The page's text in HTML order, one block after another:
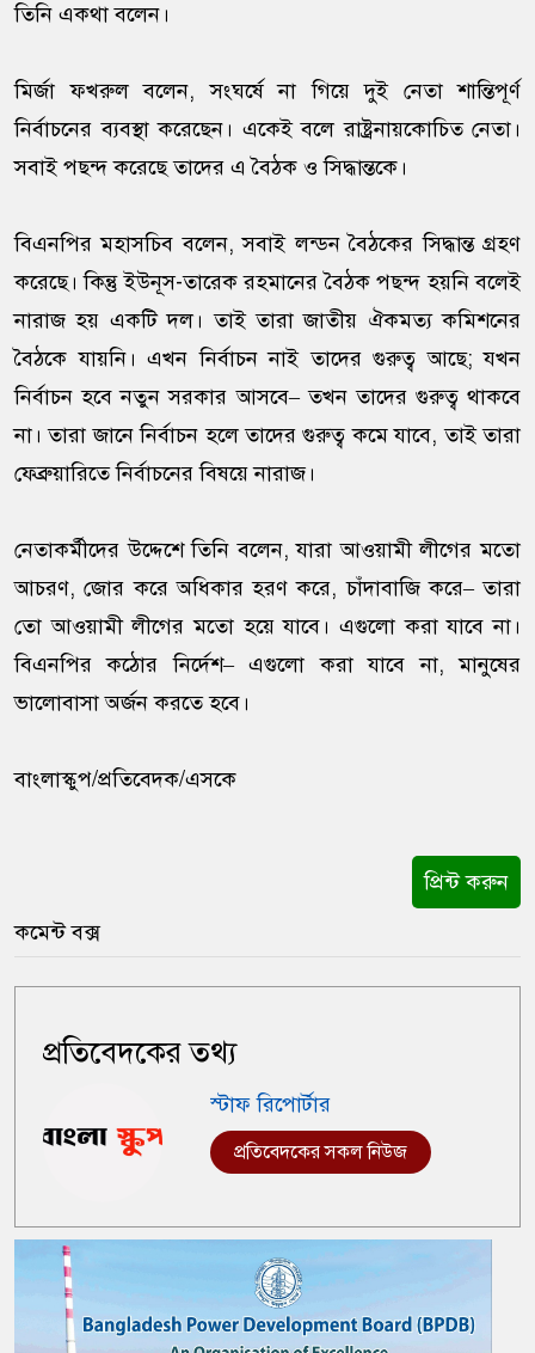
তিনি একথা বলেন।
মির্জা ফখরুল বলেন, সংঘর্ষে না গিয়ে দুই নেতা শান্তিপূর্ণ
নির্বাচনের ব্যবস্থা করেছেন। একেই বলে রাষ্ট্রনায়কোচিত নেতা।
সবাই পছন্দ করেছে তাদের এ বৈঠক ও সিদ্ধান্তকে।
বিএনপির মহাসচিব বলেন, সবাই লন্ডন বৈঠকের সিদ্ধান্ত গ্রহণ
করেছে। কিন্তু ইউনূস-তারেক রহমানের বৈঠক পছন্দ হয়নি বলেই
নারাজ হয় একটি দল। তাই তারা জাতীয় ঐকমত্য কমিশনের
বৈঠকে যায়নি। এখন নির্বাচন নাই তাদের গুরুত্ব আছে; যখন
নির্বাচন হবে নতুন সরকার আসবে– তখন তাদের গুরুত্ব থাকবে
না। তারা জানে নির্বাচন হলে তাদের গুরুত্ব কমে যাবে, তাই তারা
ফেব্রুয়ারিতে নির্বাচনের বিষয়ে নারাজ।
নেতাকর্মীদের উদ্দেশে তিনি বলেন, যারা আওয়ামী লীগের মতো
আচরণ, জোর করে অধিকার হরণ করে, চাঁদাবাজি করে– তারা
তো আওয়ামী লীগের মতো হয়ে যাবে। এগুলো করা যাবে না।
বিএনপির কঠোর নির্দেশ– এগুলো করা যাবে না, মানুষের
ভালোবাসা অর্জন করতে হবে।
বাংলাস্কুপ/প্রতিবেদক/এসকে
প্রিন্ট করুন
কমেন্ট বক্স
প্রতিবেদকের তথ্য
স্টাফ রিপোর্টার
প্রতিবেদকের সকল নিউজ